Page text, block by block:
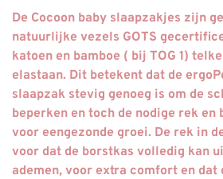
De Cocoon baby slaapzakjes zijn
natuurlijke vezels GOTS
katoen en bamboe ( bij TOG 1)
elastaan. Dit betekent dat de
slaapzak stevig genoeg is om de
beperken en toch de nodige rek en
voor eengezonde groei. De rek in
voor dat de borstkas volledig kan
ademen, voor extra comfort en dat